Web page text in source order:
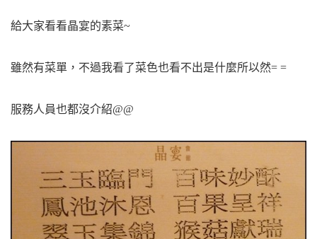
給大家看看晶宴的素菜~
雖然有菜單，不過我看了菜色也看不出是什麼所以然= =
服務人員也都沒介紹@@